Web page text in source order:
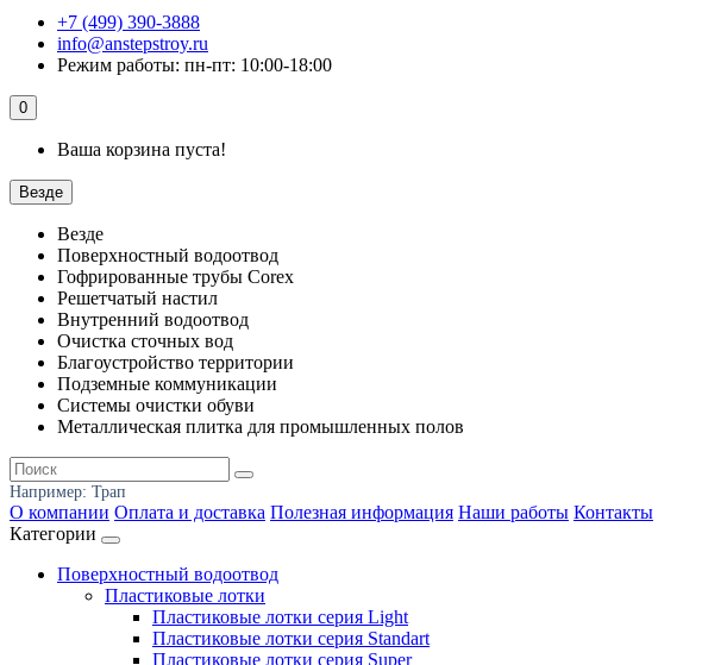
+7 (499) 390-3888
info@anstepstroy.ru
Режим работы: пн-пт: 10:00-18:00
0
Ваша корзина пуста!
Везде
Везде
Поверхностный водоотвод
Гофрированные трубы Corex
Решетчатый настил
Внутренний водоотвод
Очистка сточных вод
Благоустройство территории
Подземные коммуникации
Системы очистки обуви
Металлическая плитка для промышленных полов
Например: Трап
О компании Оплата и доставка Полезная информация Наши работы Контакты
Категории
Поверхностный водоотвод
Пластиковые лотки
Пластиковые лотки серия Light
Пластиковые лотки серия Standart
Пластиковые лотки серия Super